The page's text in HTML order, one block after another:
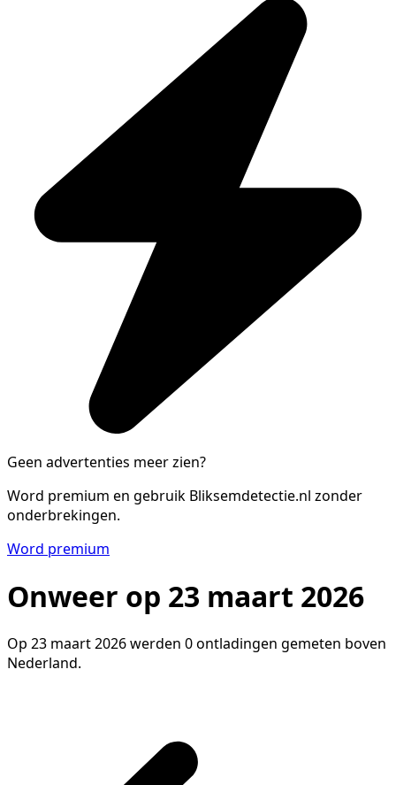
Geen advertenties meer zien?
Word premium en gebruik Bliksemdetectie.nl zonder
onderbrekingen.
Word premium
Onweer op 23 maart 2026
Op 23 maart 2026 werden 0 ontladingen gemeten boven
Nederland.